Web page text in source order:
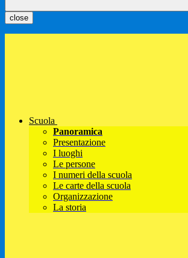
close
Scuola
Panoramica
Presentazione
I luoghi
Le persone
I numeri della scuola
Le carte della scuola
Organizzazione
La storia